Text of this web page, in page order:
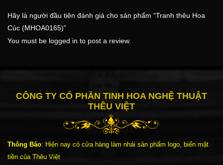
Hãy là người đầu tiên đánh giá cho sản phẩm “Tranh thêu Hoa
Cúc (MHOA0165)”
You must be logged in to post a review.
CÔNG TY CỔ PHẦN TINH HOA NGHỆ THUẬT
THÊU VIỆT
Thông Báo: Hiện nay có cửa hàng làm nhái sản phẩm logo, biển mặt
tiền của Thêu Việt